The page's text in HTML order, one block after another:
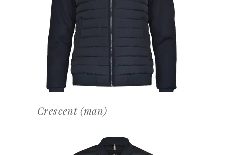
OFFERTEAANVRAAG
Crescent (man)